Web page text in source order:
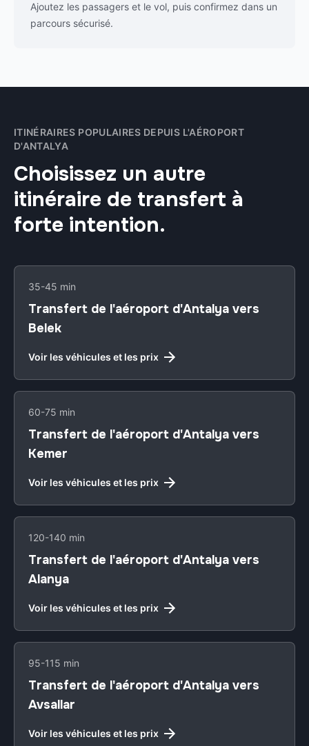
Ajoutez les passagers et le vol, puis confirmez dans un
parcours sécurisé.
ITINÉRAIRES POPULAIRES DEPUIS L'AÉROPORT
D'ANTALYA
Choisissez un autre
itinéraire de transfert à
forte intention.
35-45 min
Transfert de l'aéroport d'Antalya vers
Belek
Voir les véhicules et les prix
60-75 min
Transfert de l'aéroport d'Antalya vers
Kemer
Voir les véhicules et les prix
120-140 min
Transfert de l'aéroport d'Antalya vers
Alanya
Voir les véhicules et les prix
95-115 min
Transfert de l'aéroport d'Antalya vers
Avsallar
Voir les véhicules et les prix